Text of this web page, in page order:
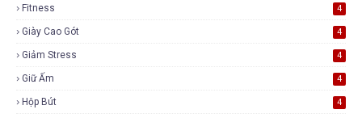
Fitness 4
Giày Cao Gót 4
Giảm Stress 4
Giữ Ấm 4
Hộp Bút 4